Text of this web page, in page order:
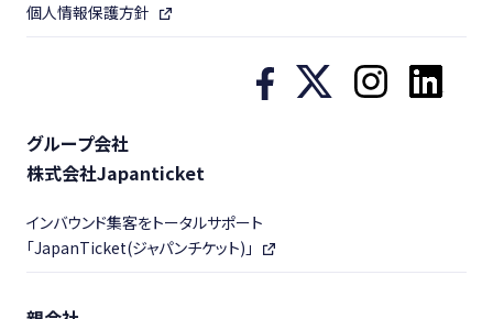
個人情報保護方針
グループ会社
株式会社Japanticket
インバウンド集客をトータルサポート
「JapanTicket(ジャパンチケット)」